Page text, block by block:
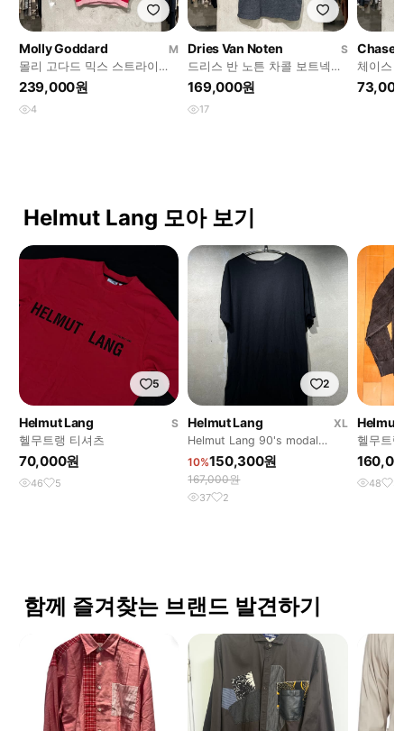
Molly Goddard
M
몰리 고다드 믹스 스트라이프
울 니트 베스트
239,000원
4
Dries Van Noten
S
드리스 반 노튼 차콜 보트넥
3/4 슬리브 스웻 탑
169,000원
17
Chase
체이스
트릭 나
Helmut Lang 모아 보기
5
Helmut Lang
S
헬무트랭 티셔츠
70,000원
46 5
2
Helmut Lang
XL
Helmut Lang 90's modal
short sleeve
10%150,300원
167,000원
37 2
Helmut
헬무트
48 3
함께 즐겨찾는 브랜드 발견하기